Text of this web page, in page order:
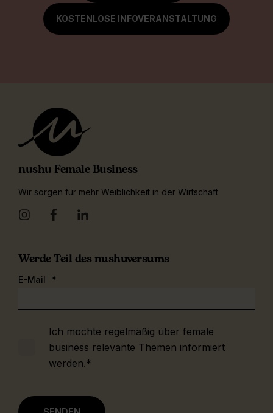
KOSTENLOSE INFOVERANSTALTUNG
nushu Female Business
Wir sorgen für mehr Weiblichkeit in der Wirtschaft
Werde Teil des nushuversums
E-Mail *
Ich möchte regelmäßig über female
business relevante Themen informiert
werden.*